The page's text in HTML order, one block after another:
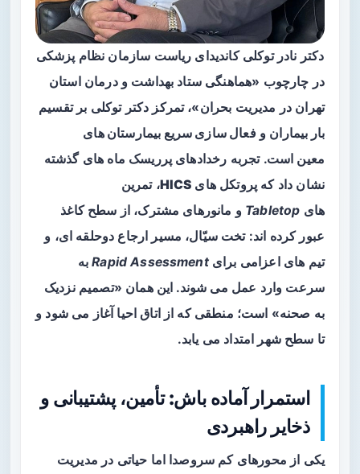
دکتر نادر توکلی کاندیدای ریاست سازمان نظام پزشکی
در چارچوب «هماهنگی ستاد بهداشت و درمان استان
تهران در مدیریت بحران»، تمرکز دکتر توکلی برتقسیم
بار بیماران و فعال سازی سریع بیمارستان های
معین است. تجربه رخدادهای پرریسک ماه های گذشته
نشان داد که پروتکل های HICS، تمرین
های Tabletop و مانورهای مشترک، از سطح کاغذ
عبور کرده اند: تخت سیّال، مسیر ارجاع دوحلقه ای، و
تیم های اعزامی برایRapid Assessmentبه
سرعت وارد عمل می شوند. این همان «تصمیم نزدیک
به صحنه» است؛ منطقی که از اتاق احیا آغاز می شود و
تا سطح شهر امتداد می یابد.
استمرار آماده باش: تأمین، پشتیبانی و
ذخایر راهبردی
یکی از محورهای کم سروصدا اما حیاتی در مدیریت